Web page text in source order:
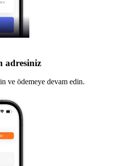
adresiniz
ve ödemeye devam edin.